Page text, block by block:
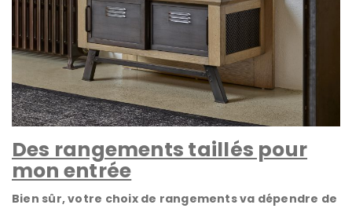
Des rangements taillés pour
mon entrée
Bien sûr, votre choix de rangements va dépendre de